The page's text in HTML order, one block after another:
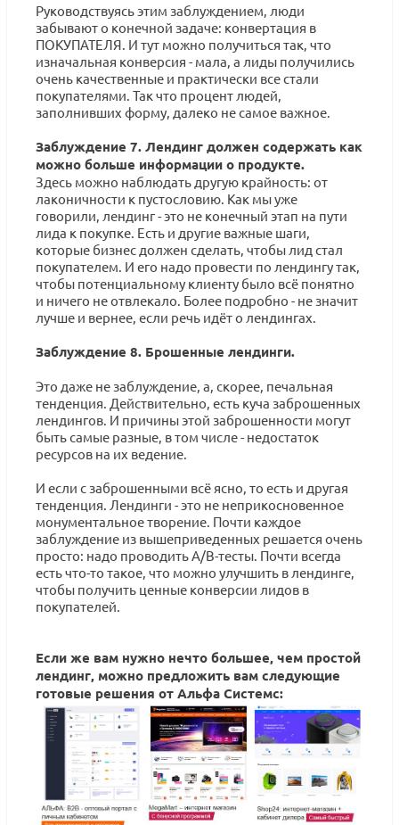
Руководствуясь этим заблуждением, люди
забывают о конечной задаче: конвертация в
ПОКУПАТЕЛЯ. И тут можно получиться так, что
изначальная конверсия - мала, а лиды получились
очень качественные и практически все стали
покупателями. Так что процент людей,
заполнивших форму, далеко не самое важное.
Заблуждение 7. Лендинг должен содержать как
можно больше информации о продукте.
Здесь можно наблюдать другую крайность: от
лаконичности к пустословию. Как мы уже
говорили, лендинг - это не конечный этап на пути
лида к покупке. Есть и другие важные шаги,
которые бизнес должен сделать, чтобы лид стал
покупателем. И его надо провести по лендингу так,
чтобы потенциальному клиенту было всё понятно
и ничего не отвлекало. Более подробно - не значит
лучше и вернее, если речь идёт о лендингах.
Заблуждение 8. Брошенные лендинги.
Это даже не заблуждение, а, скорее, печальная
тенденция. Действительно, есть куча заброшенных
лендингов. И причины этой заброшенности могут
быть самые разные, в том числе - недостаток
ресурсов на их ведение.
И если с заброшенными всё ясно, то есть и другая
тенденция. Лендинги - это не неприкосновенное
монументальное творение. Почти каждое
заблуждение из вышеприведенных решается очень
просто: надо проводить А/В-тесты. Почти всегда
есть что-то такое, что можно улучшить в лендинге,
чтобы получить ценные конверсии лидов в
покупателей.
Если же вам нужно нечто большее, чем простой
лендинг, можно предложить вам следующие
готовые решения от Альфа Системс: